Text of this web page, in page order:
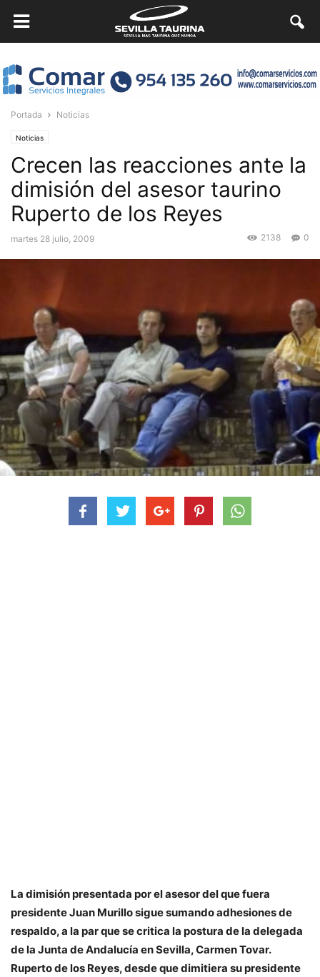
Portada Noticias
Noticias
Crecen las reacciones ante la
dimisión del asesor taurino
Ruperto de los Reyes
martes 28 julio, 2009 0
2138
La dimisión presentada por el asesor del que fuera
presidente Juan Murillo sigue sumando adhesiones de
respaldo, a la par que se critica la postura de la delegada
de la Junta de Andalucía en Sevilla, Carmen Tovar.
Ruperto de los Reyes, desde que dimitiera su presidente